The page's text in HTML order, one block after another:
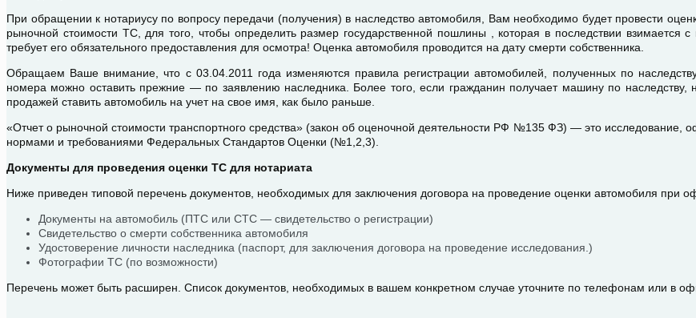
При обращении к нотариусу по вопросу передачи (получения) в наследство автомобиля, Вам необходимо будет провести
рыночной стоимости ТС, для того, чтобы определить размер государственной пошлины , которая в последствии взимается
требует его обязательного предоставления для осмотра! Оценка автомобиля проводится на дату смерти собственника.
Обращаем Ваше внимание, что с 03.04.2011 года изменяются правила регистрации автомобилей, полученных по
номера можно оставить прежние — по заявлению наследника. Более того, если гражданин получает машину по
продажей ставить автомобиль на учет на свое имя, как было раньше.
«Отчет о рыночной стоимости транспортного средства» (закон об оценочной деятельности РФ №135 ФЗ) — это исследование,
нормами и требованиями Федеральных Стандартов Оценки (№1,2,3).
Документы для проведения оценки ТС для нотариата
Ниже приведен типовой перечень документов, необходимых для заключения договора на проведение оценки автомобиля при
Документы на автомобиль (ПТС или СТС — свидетельство о регистрации)
Свидетельство о смерти собственника автомобиля
Удостоверение личности наследника (паспорт, для заключения договора на проведение исследования.)
Фотографии ТС (по возможности)
Перечень может быть расширен. Список документов, необходимых в вашем конкретном случае уточните по телефонам или в